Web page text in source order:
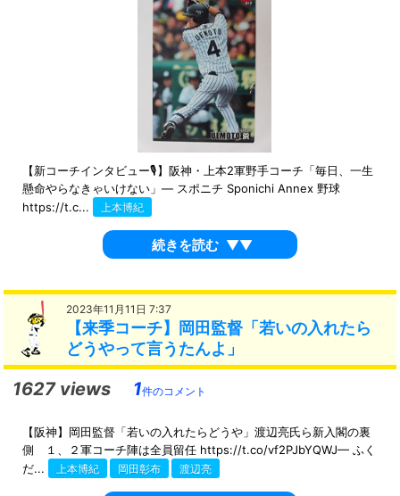
【新コーチインタビュー🎙️】阪神・上本2軍野手コーチ「毎日、一生
懸命やらなきゃいけない」― スポニチ Sponichi Annex 野球
https://t.c...
上本博紀
続きを読む ▼▼
2023年11月11日 7:37
【来季コーチ】岡田監督「若いの入れたら
どうやって言うたんよ」
1627 views 1件のコメント
【阪神】岡田監督「若いの入れたらどうや」渡辺亮氏ら新入閣の裏
側 １、２軍コーチ陣は全員留任 https://t.co/vf2PJbYQWJ— ふく
だ...
上本博紀 岡田彰布 渡辺亮